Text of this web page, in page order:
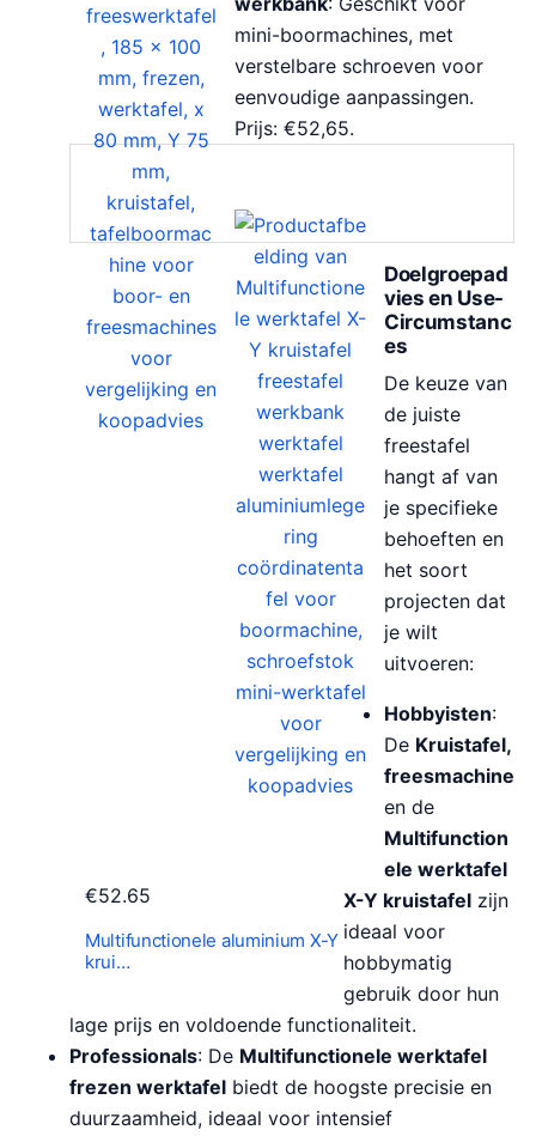
mini-boormachines, met
verstelbare schroeven voor
eenvoudige aanpassingen.
Prijs: €52,65.
€52.65
Multifunctionele aluminium X-Y
krui…
Doelgroepad
vies en Use-
Circumstanc
es
De keuze van
de juiste
freestafel
hangt af van
je specifieke
behoeften en
het soort
projecten dat
je wilt
uitvoeren:
Hobbyisten:
De Kruistafel,
freesmachine
en de
Multifunction
ele werktafel
X-Y kruistafel zijn
ideaal voor
hobbymatig
gebruik door hun
lage prijs en voldoende functionaliteit.
Professionals: De Multifunctionele werktafel
frezen werktafel biedt de hoogste precisie en
duurzaamheid, ideaal voor intensief